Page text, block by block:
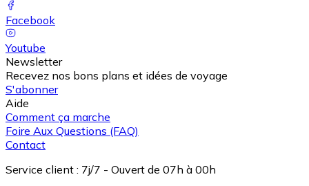
Facebook
Youtube
Newsletter
Recevez nos bons plans et idées de voyage
S'abonner
Aide
Comment ça marche
Foire Aux Questions (FAQ)
Contact
Service client : 7j/7 - Ouvert de 07h à 00h